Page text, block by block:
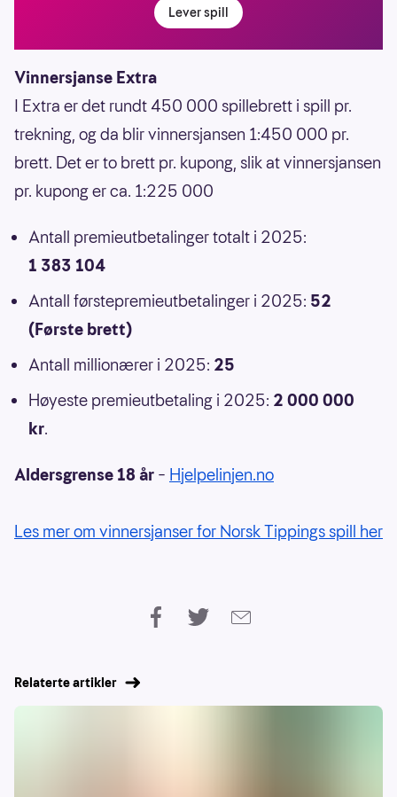
Lever spill
Vinnersjanse Extra
I Extra er det rundt 450 000 spillebrett i spill pr.
trekning, og da blir vinnersjansen 1:450 000 pr.
brett. Det er to brett pr. kupong, slik at vinnersjansen
pr. kupong er ca. 1:225 000
Antall premieutbetalinger totalt i 2025:
1 383 104
Antall førstepremieutbetalinger i 2025: 52
(Første brett)
Antall millionærer i 2025: 25
Høyeste premieutbetaling i 2025: 2 000 000
kr.
Aldersgrense 18 år – Hjelpelinjen.no
Les mer om vinnersjanser for Norsk Tippings spill her
Relaterte artikler